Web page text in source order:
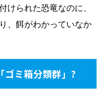
けられた恐竜なのに、
、餌がわかっていなか
ゴミ箱分類群」?